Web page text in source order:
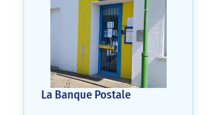
La Banque Postale